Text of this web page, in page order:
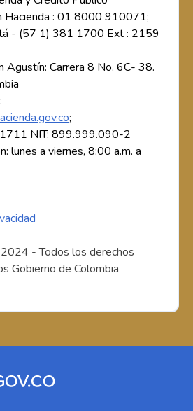
Hacienda : 01 8000 910071;
- (57 1) 381 1700 Ext : 2159
Agustín: Carrera 8 No. 6C- 38.
;
NIT: 899.999.090-2
lunes a viernes, 8:00 a.m. a
- Todos los derechos
Gobierno de Colombia